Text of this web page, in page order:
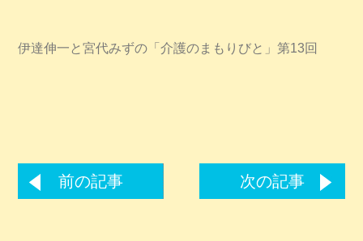
伊達伸一と宮代みずの「介護のまもりびと」第13回
前の記事 次の記事